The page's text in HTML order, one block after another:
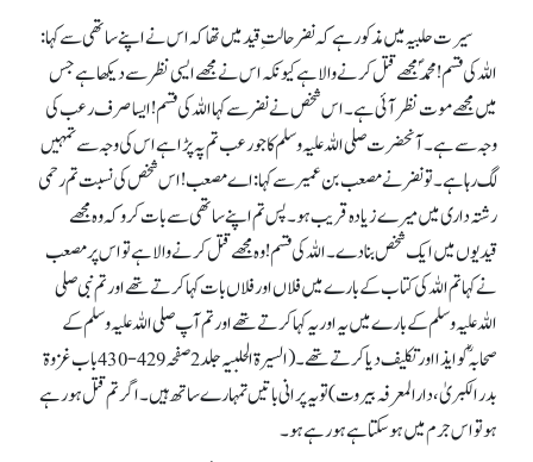
سیرت حلبیہ میں مذکور ہے کہ نضر حالتِ قید میں تھا کہ اس نے اپنے ساتھی سے کہا:
اللہ کی قسم! محمدؐ مجھے قتل کرنے والا ہے کیونکہ اس نے مجھے ایسی نظر سے دیکھا ہے جس
میں مجھے موت نظر آئی ہے۔ اس شخص نے نضر سے کہا اللہ کی قسم! ایسا صرف رعب کی
وجہ سے ہے۔ آنحضرت صلی اللہ علیہ وسلم کا جو رعب تم پہ پڑا ہے اس کی وجہ سے تمہیں
لگ رہا ہے۔ تو نضر نے مصعب بن عمیر سے کہا: اے مصعب! اس شخص کی نسبت تم رحمی
رشتہ داری میں میرے زیادہ قریب ہو۔ پس تم اپنے ساتھی سے بات کرو کہ وہ مجھے
قیدیوں میں ایک شخص بنا دے۔ اللہ کی قسم! وہ مجھے قتل کرنے والا ہے تواس پر مصعب
نے کہا تم اللہ کی کتاب کے بارے میں فلاں اور فلاں بات کہا کرتے تھے اور تم نبی صلی
اللہ علیہ وسلم کے بارے میں یہ اور یہ کہا کرتے تھے اور تم آپ صلی اللہ علیہ وسلم کے
صحابہ ؓکو ایذا اور تکلیف دیا کرتے تھے۔(السیرۃ الحلبیہ جلد 2 صفحہ 429-430باب غزوۃ
بدر الکبریٰ، دارالمعرفہ بیروت)تو یہ پرانی باتیں تمہارے ساتھ ہیں ۔ اگر تم قتل ہو رہے
ہو تو اس جرم میں ہو سکتا ہے ہو رہے ہو۔